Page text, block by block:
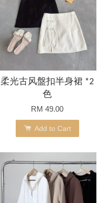
柔光古风盤扣半身裙 *2
色
RM 49.00
Add to Cart